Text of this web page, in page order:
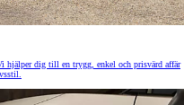
hjälper dig till en trygg, enkel och prisvärd affär